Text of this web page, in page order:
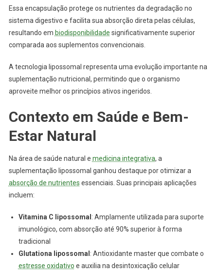
Essa encapsulação protege os nutrientes da degradação no
sistema digestivo e facilita sua absorção direta pelas células,
resultando em biodisponibilidade significativamente superior
comparada aos suplementos convencionais.
A tecnologia lipossomal representa uma evolução importante na
suplementação nutricional, permitindo que o organismo
aproveite melhor os princípios ativos ingeridos.
Contexto em Saúde e Bem-
Estar Natural
Na área de saúde natural e medicina integrativa, a
suplementação lipossomal ganhou destaque por otimizar a
absorção de nutrientes essenciais. Suas principais aplicações
incluem:
Vitamina C lipossomal : Amplamente utilizada para suporte
imunológico, com absorção até 90% superior à forma
tradicional
Glutationa lipossomal : Antioxidante master que combate o
estresse oxidativo e auxilia na desintoxicação celular